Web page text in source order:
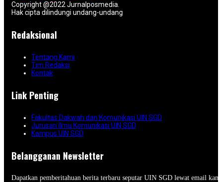
Copyright @2022 Jurnalposmedia.
Hak cipta dilindungi undang-undang
Redaksional
Tentang Kami
Tim Redaksi
Kontak
Link Penting
Fakultas Dakwah dan Komunikasi UIN SGD
Jurusan Ilmu Komunikasi UIN SGD
Kampus UIN SGD
Belangganan Newsletter
Dapatkan pemberitahuan berita terbaru seputar UIN SGD lewat email